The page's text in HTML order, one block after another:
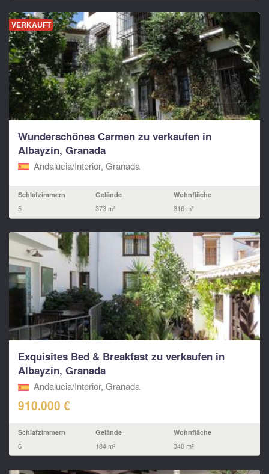
VERKAUFT
Wunderschönes Carmen zu verkaufen in
Albayzin, Granada
Andalucia/Interior, Granada
Schlafzimmern
5
Gelände
373 m²
Wohnfläche
316 m²
Exquisites Bed & Breakfast zu verkaufen in
Albayzin, Granada
Andalucia/Interior, Granada
910.000 €
Schlafzimmern
6
Gelände
184 m²
Wohnfläche
340 m²